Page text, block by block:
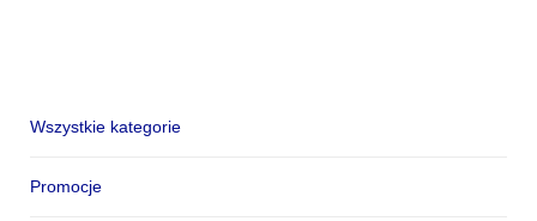
Wszystkie kategorie
Promocje